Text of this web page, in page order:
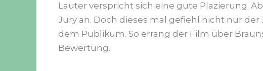
Lauter verspricht sich eine gute Plazierung.
Jury an. Doch dieses mal gefiehl nicht nur
dem Publikum. So errang der Film über
Bewertung.